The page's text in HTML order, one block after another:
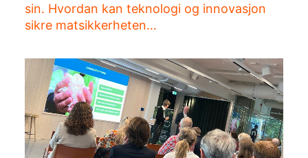
sin. Hvordan kan teknologi og innovasjon
sikre matsikkerheten…